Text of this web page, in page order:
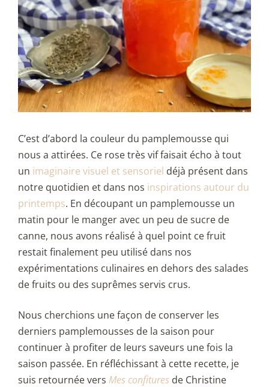
C’est d’abord la couleur du pamplemousse qui
nous a attirées. Ce rose très vif faisait écho à tout
un imaginaire visuel et sensoriel déjà présent dans
notre quotidien et dans nos inspirations autour du
printemps. En découpant un pamplemousse un
matin pour le manger avec un peu de sucre de
canne, nous avons réalisé à quel point ce fruit
restait finalement peu utilisé dans nos
expérimentations culinaires en dehors des salades
de fruits ou des suprêmes servis crus.
Nous cherchions une façon de conserver les
derniers pamplemousses de la saison pour
continuer à profiter de leurs saveurs une fois la
saison passée. En réfléchissant à cette recette, je
suis retournée vers Mes confitures de Christine